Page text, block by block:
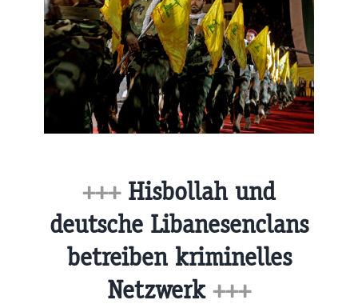
+++Hisbollah und
deutsche Libanesenclans
betreiben kriminelles
Netzwerk +++